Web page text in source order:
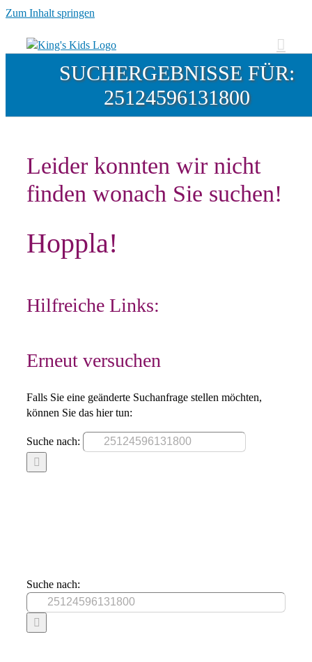
Zum Inhalt springen
SUCHERGEBNISSE FÜR:
25124596131800
Leider konnten wir nicht
finden wonach Sie suchen!
Hoppla!
Hilfreiche Links:
Erneut versuchen
Falls Sie eine geänderte Suchanfrage stellen möchten,
können Sie das hier tun:
Suche nach:
Suche nach: